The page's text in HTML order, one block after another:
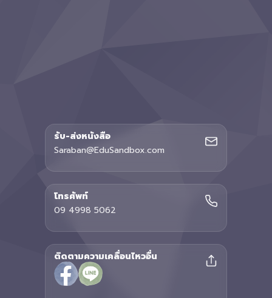
รับ-ส่งหนังสือ
Saraban@EduSandbox.com
โทรศัพท์
09 4998 5062
ติดตามความเคลื่อนไหวอื่น